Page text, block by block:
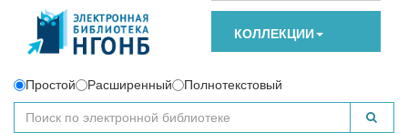
КОЛЛЕКЦИИ
Простой Расширенный Полнотекстовый